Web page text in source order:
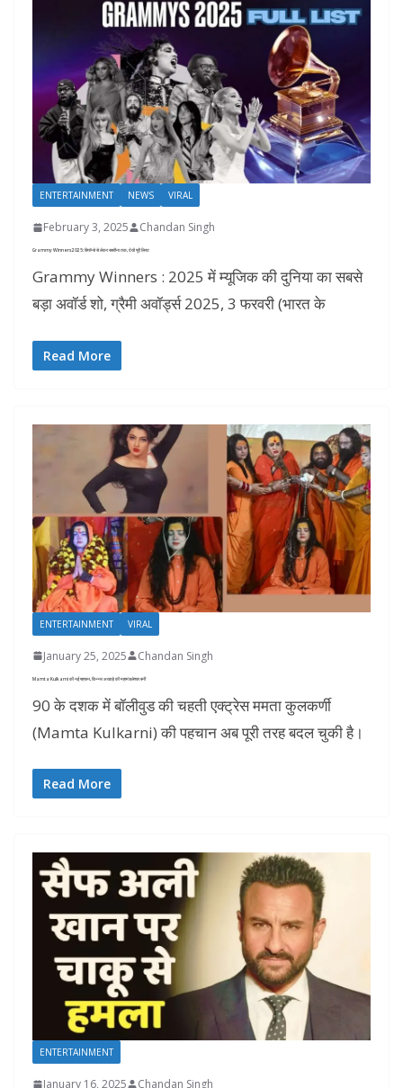
ENTERTAINMENT NEWS VIRAL
February 3, 2025 Chandan Singh
Grammy Winners 2025: बियॉन्से से लेकर सबरीना तक, देखें पूरी लिस्ट
Grammy Winners : 2025 में म्यूजिक की दुनिया का सबसे
बड़ा अवॉर्ड शो, ग्रैमी अवॉर्ड्स 2025, 3 फरवरी (भारत के
Read More
ENTERTAINMENT VIRAL
January 25, 2025 Chandan Singh
Mamta Kulkarni की नई पहचान, किन्नर अखाड़े की महामंडलेश्वर बनीं
90 के दशक में बॉलीवुड की चहती एक्ट्रेस ममता कुलकर्णी
(Mamta Kulkarni) की पहचान अब पूरी तरह बदल चुकी है।
Read More
ENTERTAINMENT
January 16, 2025 Chandan Singh